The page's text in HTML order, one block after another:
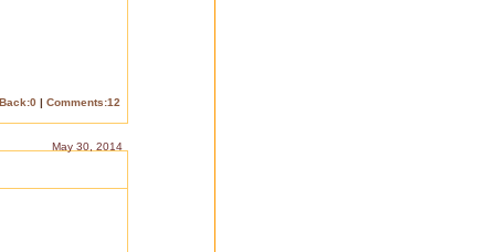
| Comments:12
May 30, 2014